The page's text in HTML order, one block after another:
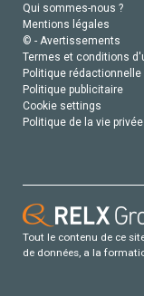
Qui sommes-nous ?
Mentions légales
© - Avertissements
Termes et conditions
Politique rédactionnelle
Politique publicitaire
Cookie settings
Politique de la vie privée
Tout le contenu de ce
de données, a la